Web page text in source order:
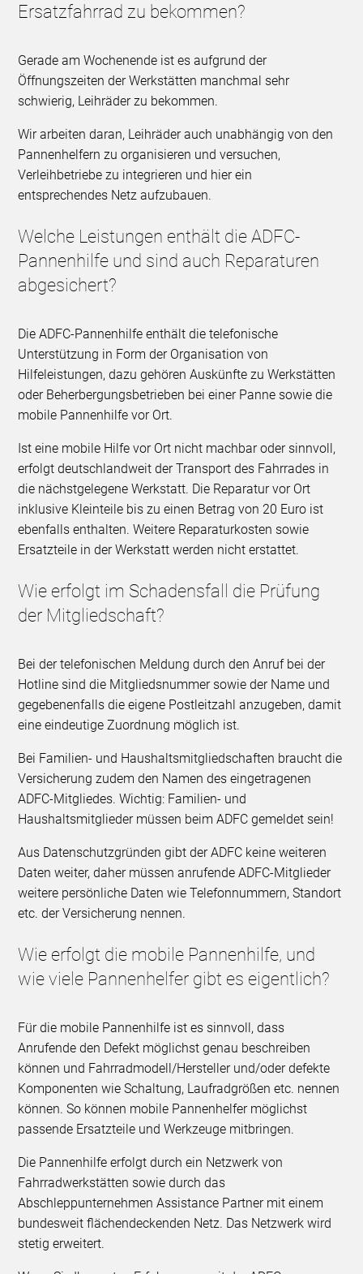
Ersatzfahrrad zu bekommen?
Gerade am Wochenende ist es aufgrund der
Öffnungszeiten der Werkstätten manchmal sehr
schwierig, Leihräder zu bekommen.
Wir arbeiten daran, Leihräder auch unabhängig von den
Pannenhelfern zu organisieren und versuchen,
Verleihbetriebe zu integrieren und hier ein
entsprechendes Netz aufzubauen.
Welche Leistungen enthält die ADFC-
Pannenhilfe und sind auch Reparaturen
abgesichert?
Die ADFC-Pannenhilfe enthält die telefonische
Unterstützung in Form der Organisation von
Hilfeleistungen, dazu gehören Auskünfte zu Werkstätten
oder Beherbergungsbetrieben bei einer Panne sowie die
mobile Pannenhilfe vor Ort.
Ist eine mobile Hilfe vor Ort nicht machbar oder sinnvoll,
erfolgt deutschlandweit der Transport des Fahrrades in
die nächstgelegene Werkstatt. Die Reparatur vor Ort
inklusive Kleinteile bis zu einen Betrag von 20 Euro ist
ebenfalls enthalten. Weitere Reparaturkosten sowie
Ersatzteile in der Werkstatt werden nicht erstattet.
Wie erfolgt im Schadensfall die Prüfung
der Mitgliedschaft?
Bei der telefonischen Meldung durch den Anruf bei der
Hotline sind die Mitgliedsnummer sowie der Name und
gegebenenfalls die eigene Postleitzahl anzugeben, damit
eine eindeutige Zuordnung möglich ist.
Bei Familien- und Haushaltsmitgliedschaften braucht die
Versicherung zudem den Namen des eingetragenen
ADFC-Mitgliedes. Wichtig: Familien- und
Haushaltsmitglieder müssen beim ADFC gemeldet sein!
Aus Datenschutzgründen gibt der ADFC keine weiteren
Daten weiter, daher müssen anrufende ADFC-Mitglieder
weitere persönliche Daten wie Telefonnummern, Standort
etc. der Versicherung nennen.
Wie erfolgt die mobile Pannenhilfe, und
wie viele Pannenhelfer gibt es eigentlich?
Für die mobile Pannenhilfe ist es sinnvoll, dass
Anrufende den Defekt möglichst genau beschreiben
können und Fahrradmodell/Hersteller und/oder defekte
Komponenten wie Schaltung, Laufradgrößen etc. nennen
können. So können mobile Pannenhelfer möglichst
passende Ersatzteile und Werkzeuge mitbringen.
Die Pannenhilfe erfolgt durch ein Netzwerk von
Fahrradwerkstätten sowie durch das
Abschleppunternehmen Assistance Partner mit einem
bundesweit flächendeckenden Netz. Das Netzwerk wird
stetig erweitert.